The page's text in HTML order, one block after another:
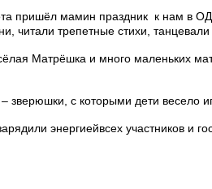
мамин праздник к нам в
читали трепетные стихи,
Матрёшка и много маленьких
с которыми дети весело
энергиейвсех участников и